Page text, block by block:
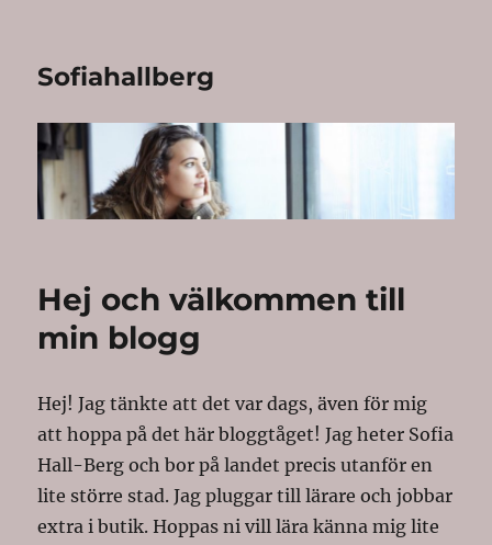
Sofiahallberg
Hej och välkommen till
min blogg
Hej! Jag tänkte att det var dags, även för mig
att hoppa på det här bloggtåget! Jag heter Sofia
Hall-Berg och bor på landet precis utanför en
lite större stad. Jag pluggar till lärare och jobbar
extra i butik. Hoppas ni vill lära känna mig lite